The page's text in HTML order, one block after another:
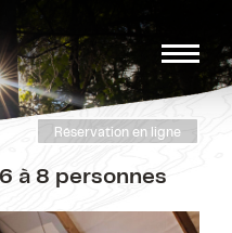
Réservation en ligne
à 8 personnes